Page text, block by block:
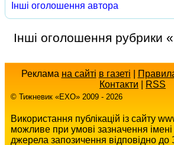
Інші оголошення автора
Інші оголошення рубрики
Реклама на сайті в газеті
Контакти
RSS
© Тижневик «EХO» 2009 - 2026
Використання публікацій із сайту
можливе при умові зазначення
джерела запозичення відповідно до